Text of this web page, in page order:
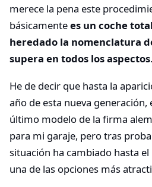
merece la pena este
básicamentees un coche
heredado la nomenclatura
supera en todos los aspectos.
He de decir que hasta la
año de esta nueva generación,
último modelo de la firma
para mi garaje, pero tras
situación ha cambiado hasta
una de las opciones más